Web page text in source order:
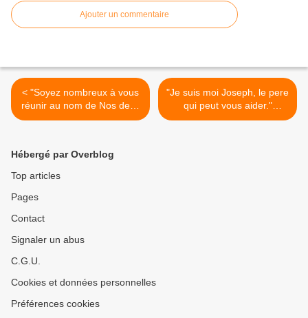
Ajouter un commentaire
< "Soyez nombreux à vous
réunir au nom de Nos deux
Curs Unis." (3/03/2007) La
"Je suis moi Joseph, le pere
qui peut vous aider."
(19/03/2007) St Joseph >
Hébergé par Overblog
Top articles
Pages
Contact
Signaler un abus
C.G.U.
Cookies et données personnelles
Préférences cookies